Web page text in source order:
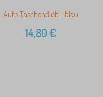
Auto Taschendieb - blau
14,80€